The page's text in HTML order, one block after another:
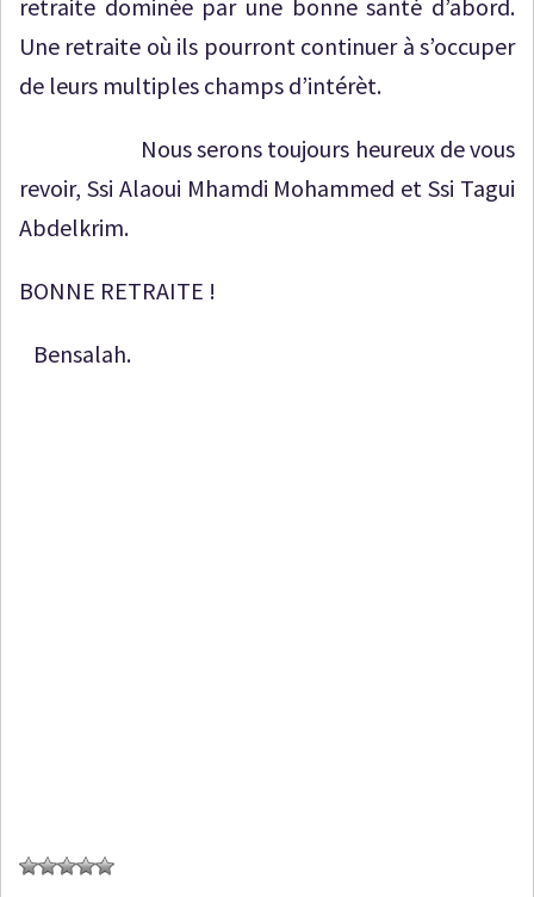
retraite dominée par une bonne santé d’abord.
Une retraite où ils pourront continuer à s’occuper
de leurs multiples champs d’intérèt.
Nous serons toujours heureux de vous
revoir, Ssi Alaoui Mhamdi Mohammed et Ssi Tagui
Abdelkrim.
BONNE RETRAITE !
Bensalah.